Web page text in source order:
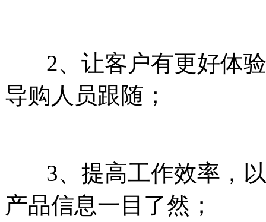
2、让客户有更好体验
导购人员跟随；
3、提高工作效率，以
产品信息一目了然；